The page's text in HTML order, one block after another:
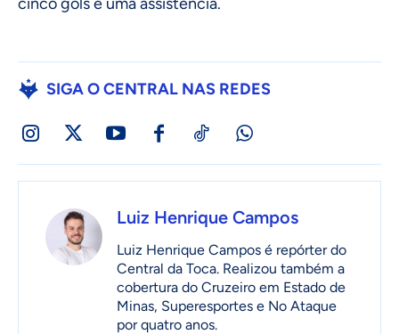
SIGA O CENTRAL NAS REDES
Luiz Henrique Campos
Luiz Henrique Campos é repórter do
Central da Toca. Realizou também a
cobertura do Cruzeiro em Estado de
Minas, Superesportes e No Ataque
por quatro anos.